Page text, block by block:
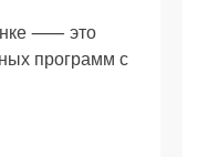
⸺ это
программ с